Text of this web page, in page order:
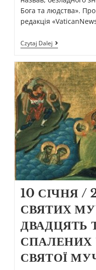
Бога та людства».
редакція
Czytaj Dalej
10 СІЧНЯ /
СВЯТИХ
ДВАДЦЯТЬ
СПАЛЕНИХ
СВЯТОЇ